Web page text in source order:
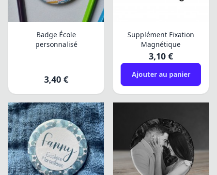
Badge École
personnalisé
3,40 €
Supplément Fixation
Magnétique
3,10 €
Ajouter au panier